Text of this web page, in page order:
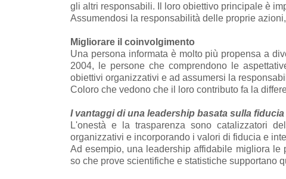
gli altri responsabili. Il loro obiettivo principale è
Assumendosi la responsabilità delle proprie
Migliorare il coinvolgimento
Una persona informata è molto più propensa a
2004, le persone che comprendono le
obiettivi organizzativi e ad assumersi la
Coloro che vedono che il loro contributo fa la
I vantaggi di una leadership basata sulla fiducia
L'onestà e la trasparenza sono catalizzatori
organizzativi e incorporando i valori di fiducia e
Ad esempio, una leadership affidabile migliora le
so che prove scientifiche e statistiche supportano